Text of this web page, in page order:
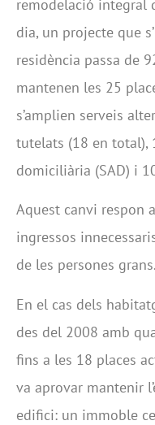
remodelació integral
dia, un projecte que
residència passa de
mantenen les 25
s’amplien serveis
tutelats (18 en total),
domiciliària (SAD) i
Aquest canvi respon
ingressos
de les persones grans.
En el cas dels
des del 2008 amb
fins a les 18 places
va aprovar mantenir
edifici: un immoble